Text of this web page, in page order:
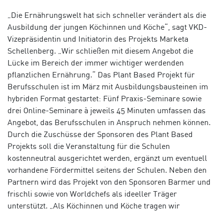
„Die Ernährungswelt hat sich schneller verändert als die
Ausbildung der jungen Köchinnen und Köche“, sagt VKD-
Vizepräsidentin und Initiatorin des Projekts Marketa
Schellenberg. „Wir schließen mit diesem Angebot die
Lücke im Bereich der immer wichtiger werdenden
pflanzlichen Ernährung.“ Das Plant Based Projekt für
Berufsschulen ist im März mit Ausbildungsbausteinen im
hybriden Format gestartet: Fünf Praxis-Seminare sowie
drei Online-Seminare à jeweils 45 Minuten umfassen das
Angebot, das Berufsschulen in Anspruch nehmen können.
Durch die Zuschüsse der Sponsoren des Plant Based
Projekts soll die Veranstaltung für die Schulen
kostenneutral ausgerichtet werden, ergänzt um eventuell
vorhandene Fördermittel seitens der Schulen. Neben den
Partnern wird das Projekt von den Sponsoren Barmer und
frischli sowie von Worldchefs als ideeller Träger
unterstützt. „Als Köchinnen und Köche tragen wir